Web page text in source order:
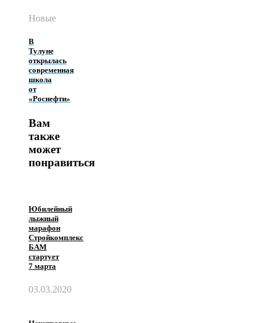
Новые
В
Тулуне
открылась
современная
школа
от
«Роснефти»
Вам
также
может
понравиться
Юбилейный
лыжный
марафон
Стройкомплекс
БАМ
стартует
7 марта
03.03.2020